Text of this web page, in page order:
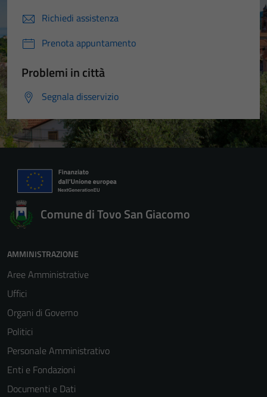
Richiedi assistenza
Prenota appuntamento
Problemi in città
Segnala disservizio
Comune di Tovo San Giacomo
AMMINISTRAZIONE
Aree Amministrative
Uffici
Organi di Governo
Politici
Personale Amministrativo
Enti e Fondazioni
Documenti e Dati